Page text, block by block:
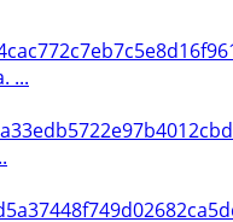
...